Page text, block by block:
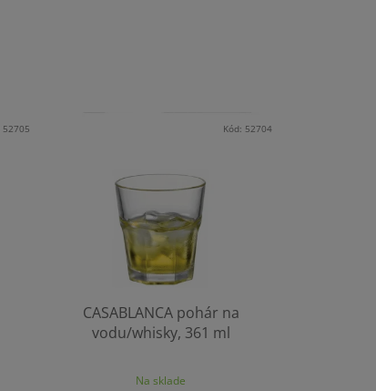
52705
CASABLANCA pohár na
vodu/whisky, 361 ml
Na sklade
Kód: 52704